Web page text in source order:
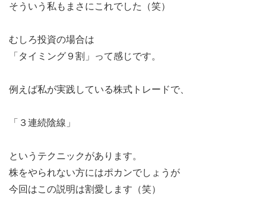
そういう私もまさにこれでした（笑）
むしろ投資の場合は
「タイミング９割」って感じです。
例えば私が実践している株式トレードで、
「３連続陰線」
というテクニックがあります。
株をやられない方にはポカンでしょうが
今回はこの説明は割愛します（笑）